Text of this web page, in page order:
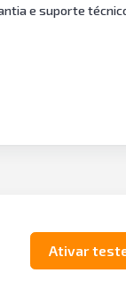
e suporte
Ativar